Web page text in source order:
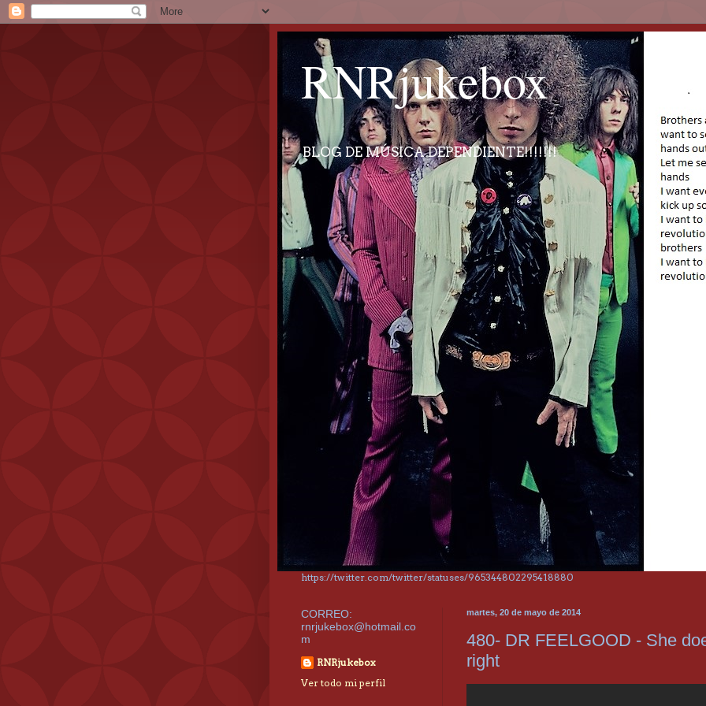
RNRjukebox
BLOG DE MÚSICA DEPENDIENTE!!!!!!!
https://twitter.com/twitter/statuses/965344802295418880
martes, 20 de mayo de 2014
480- DR FEELGOOD - She
right
CORREO:
rnrjukebox@hotmail.co
m
RNRjukebox
Ver todo mi perfil